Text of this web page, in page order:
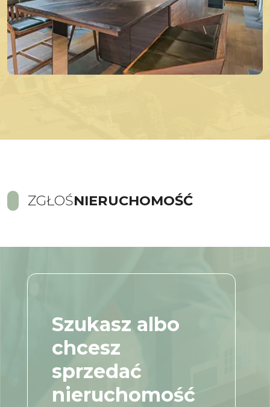
ZGŁOŚNIERUCHOMOŚĆ
Szukasz albo
chcesz
sprzedać
nieruchomość